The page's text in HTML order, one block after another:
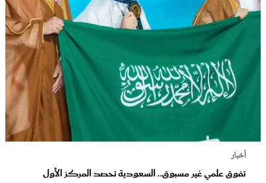
أخبار
تفوق علمي غير مسبوق.. السعودية تحصد المركز الأول